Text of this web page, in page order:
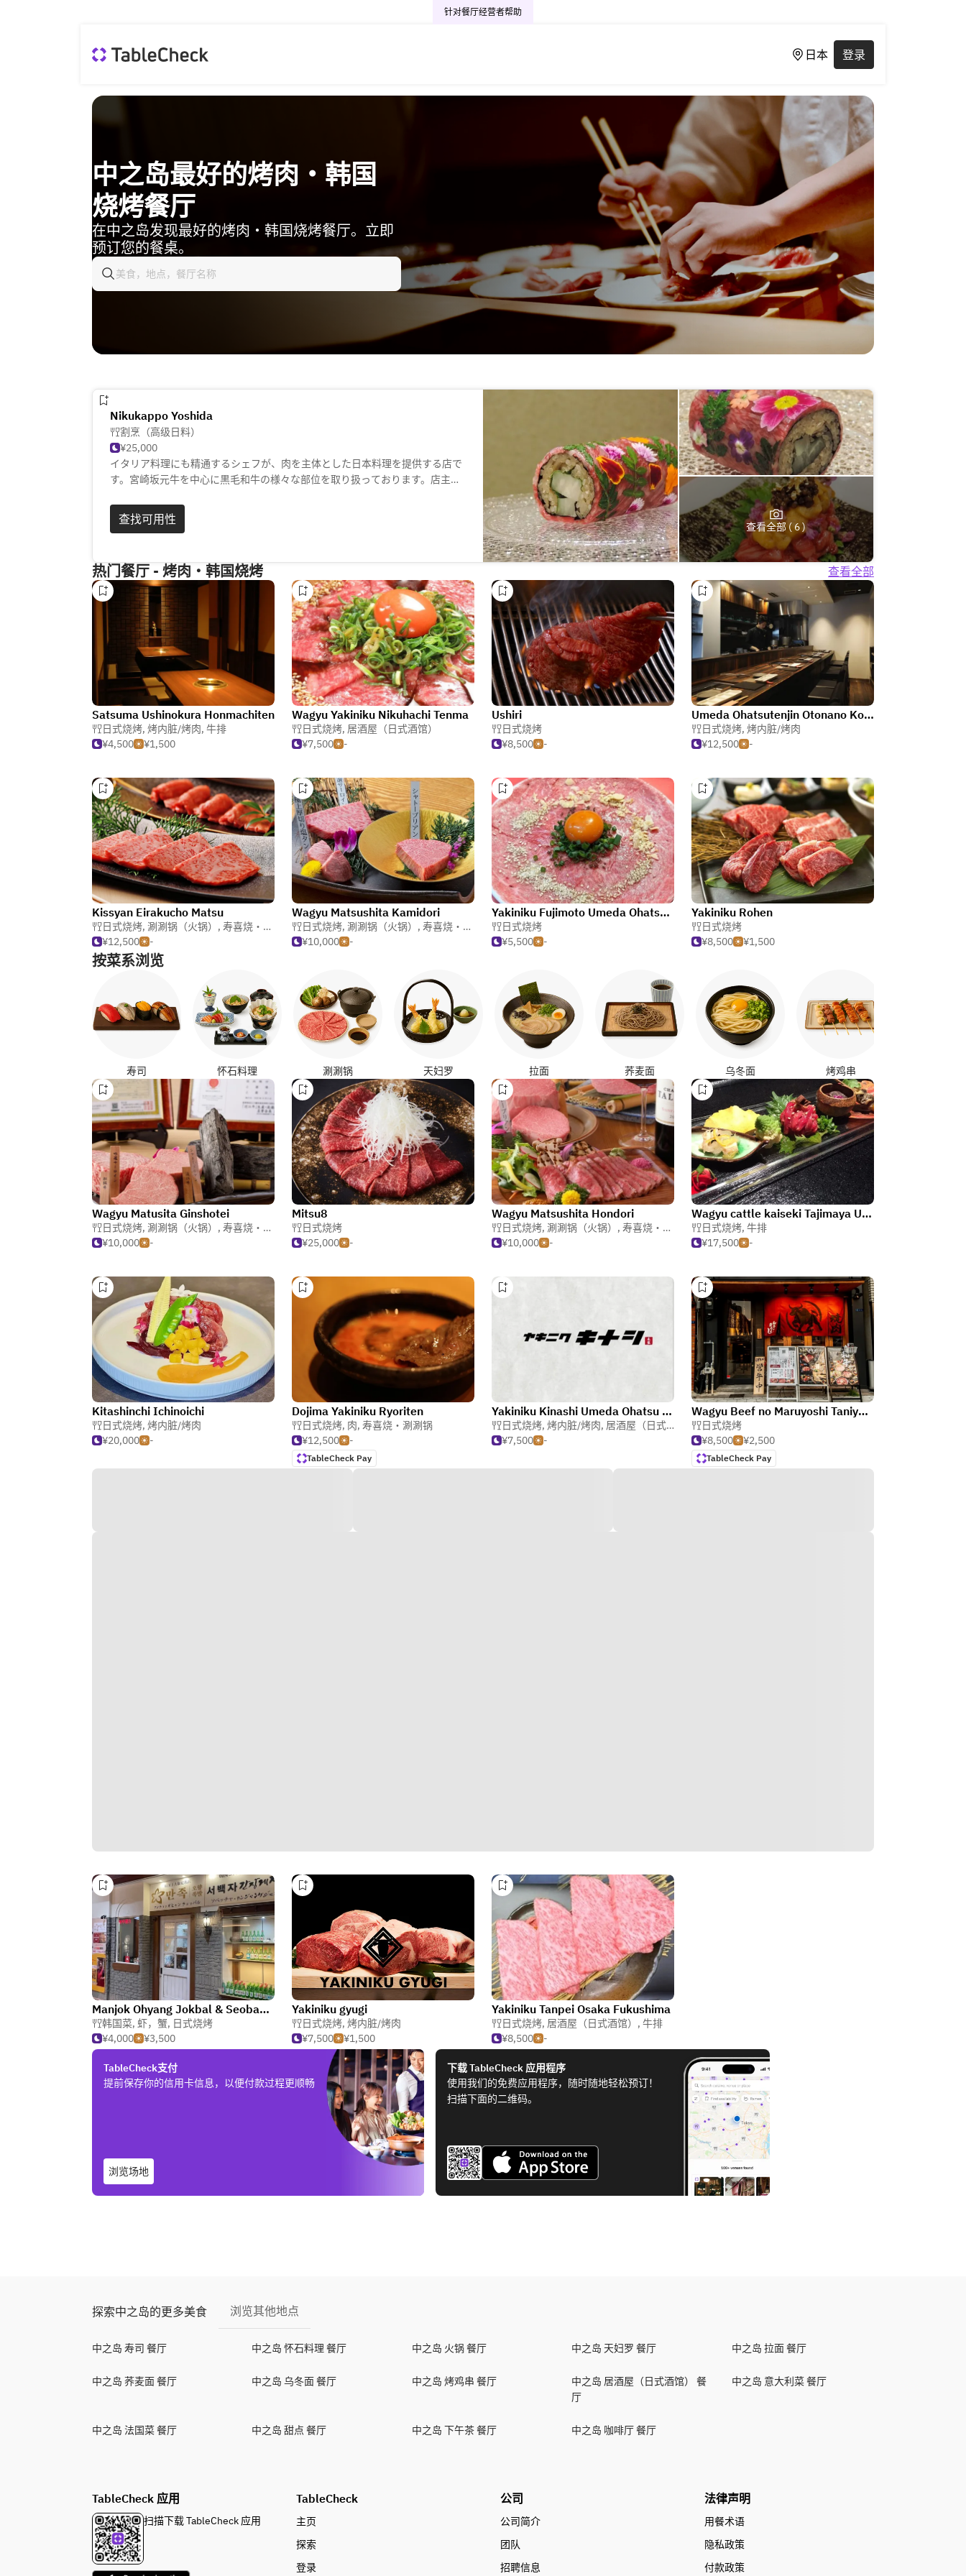
针对餐厅经营者帮助
日本 登录
中之岛最好的烤肉・韩国
烧烤餐厅
在中之岛发现最好的烤肉・韩国烧烤餐厅。立即
预订您的餐桌。
Nikukappo Yoshida
割烹（高级日料）
¥25,000
イタリア料理にも精通するシェフが、肉を主体とした日本料理を提供する店で
す。宮崎坂元牛を中心に黒毛和牛の様々な部位を取り扱っております。店主出
菜、希少なシャンパーニュやワイン、福井の地酒など肉料理以外もご用意して
おります。店内には最高級柾目のひのき一枚板を使ったカウンターを設置。料
查找可用性
查看全部 ( 6 )
热门餐厅 - 烤肉・韩国烧烤 查看全部
Satsuma Ushinokura Honmachiten
日式烧烤, 烤内脏/烤肉, 牛排
¥4,500
¥1,500
Wagyu Yakiniku Nikuhachi Tenma
日式烧烤, 居酒屋（日式酒馆）
¥7,500
-
Ushiri
日式烧烤
¥8,500
-
Umeda Ohatsutenjin Otonano Kobe Beef Yakiniku
日式烧烤, 烤内脏/烤肉
¥12,500
-
Kissyan Eirakucho Matsu
日式烧烤, 涮涮锅（火锅） , 寿喜烧・涮涮锅
¥12,500
-
Wagyu Matsushita Kamidori
日式烧烤, 涮涮锅（火锅） , 寿喜烧・涮涮锅
¥10,000
-
Yakiniku Fujimoto Umeda Ohatsutenjin
日式烧烤
¥5,500
-
Yakiniku Rohen
日式烧烤
¥8,500
¥1,500
按菜系浏览
寿司 怀石料理 涮涮锅 天妇罗 拉面 荞麦面 乌冬面 烤鸡串
Wagyu Matusita Ginshotei
日式烧烤, 涮涮锅（火锅） , 寿喜烧・涮涮锅
¥10,000
-
Mitsu8
日式烧烤
¥25,000
-
Wagyu Matsushita Hondori
日式烧烤, 涮涮锅（火锅） , 寿喜烧・涮涮锅
¥10,000
-
Wagyu cattle kaiseki Tajimaya Umeda
日式烧烤, 牛排
¥17,500
-
Kitashinchi Ichinoichi
日式烧烤, 烤内脏/烤肉
¥20,000
-
Dojima Yakiniku Ryoriten
日式烧烤, 肉, 寿喜烧・涮涮锅
¥12,500
-
TableCheck Pay
Yakiniku Kinashi Umeda Ohatsu Tenjin
日式烧烤, 烤内脏/烤肉, 居酒屋（日式酒馆）
¥7,500
-
Wagyu Beef no Maruyoshi Taniyon Branch
日式烧烤
¥8,500
¥2,500
TableCheck Pay
Manjok Ohyang Jokbal & Seobaegja Soy Sauce Gejang Umeda
韩国菜, 虾，蟹, 日式烧烤
¥4,000
¥3,500
Yakiniku gyugi
日式烧烤, 烤内脏/烤肉
¥7,500
¥1,500
Yakiniku Tanpei Osaka Fukushima
日式烧烤, 居酒屋（日式酒馆） , 牛排
¥8,500
-
TableCheck支付
提前保存你的信用卡信息，以便付款过程更顺畅
浏览场地
下载 TableCheck 应用程序
使用我们的免费应用程序，随时随地轻松预订！
扫描下面的二维码。
探索中之岛的更多美食 浏览其他地点
中之岛 寿司 餐厅 中之岛 怀石料理 餐厅 中之岛 火锅 餐厅 中之岛 天妇罗 餐厅 中之岛 拉面 餐厅
中之岛 荞麦面 餐厅 中之岛 乌冬面 餐厅 中之岛 烤鸡串 餐厅
中之岛 居酒屋（日式酒馆） 餐
厅
中之岛 意大利菜 餐厅
中之岛 法国菜 餐厅 中之岛 甜点 餐厅 中之岛 下午茶 餐厅 中之岛 咖啡厅 餐厅
TableCheck 应用
扫描下载 TableCheck 应用
TableCheck
主页
探索
登录
公司
公司简介
团队
招聘信息
法律声明
用餐术语
隐私政策
付款政策